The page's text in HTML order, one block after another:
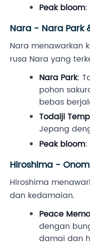
Peak bloom:
Nara - Nara Park
Nara menawarkan
rusa Nara yang
Nara Park:
pohon
bebas
Todaiji
Jepang
Peak bloom:
Hiroshima -
Hiroshima
dan kedamaian.
Peace
dengan
damai dan